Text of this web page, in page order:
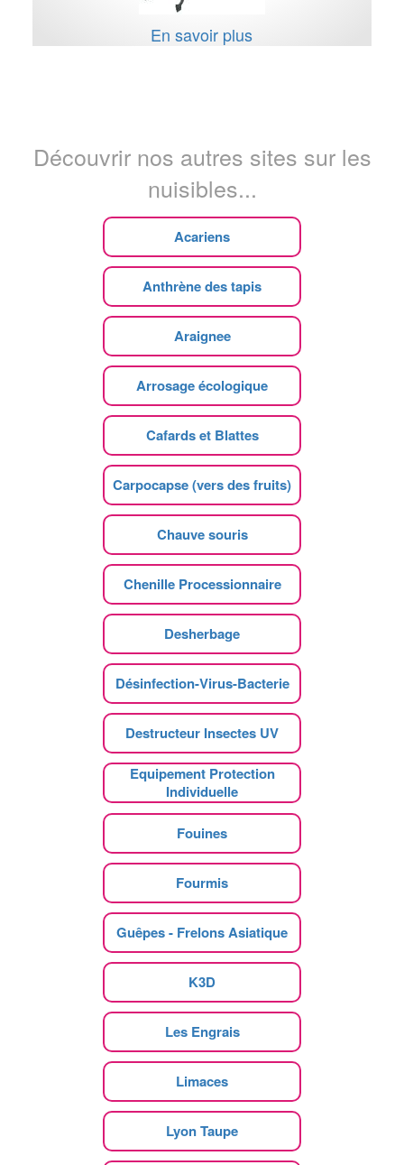
En savoir plus
Découvrir nos autres sites sur les
nuisibles...
Acariens
Anthrène des tapis
Araignee
Arrosage écologique
Cafards et Blattes
Carpocapse (vers des fruits)
Chauve souris
Chenille Processionnaire
Desherbage
Désinfection-Virus-Bacterie
Destructeur Insectes UV
Equipement Protection
Individuelle
Fouines
Fourmis
Guêpes - Frelons Asiatique
K3D
Les Engrais
Limaces
Lyon Taupe